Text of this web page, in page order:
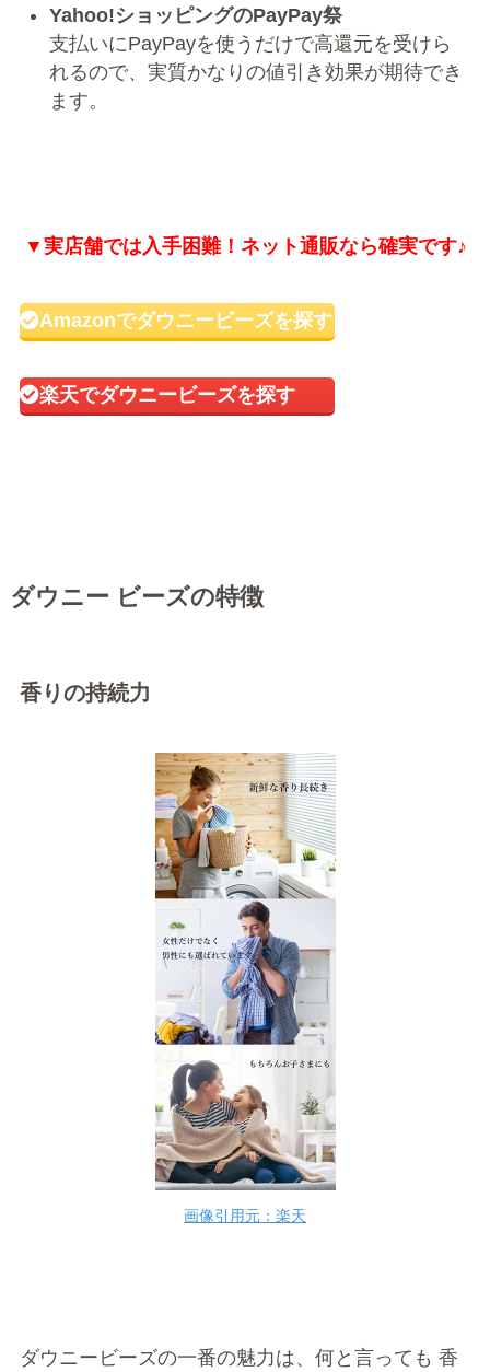
Yahoo!ショッピングのPayPay祭
支払いにPayPayを使うだけで高還元を受けら
れるので、実質かなりの値引き効果が期待でき
ます。
▼実店舗では入手困難！ネット通販なら確実です♪
Amazonでダウニービーズを探す
楽天でダウニービーズを探す
ダウニー ビーズの特徴
香りの持続力
画像引用元：楽天
ダウニービーズの一番の魅力は、何と言っても 香